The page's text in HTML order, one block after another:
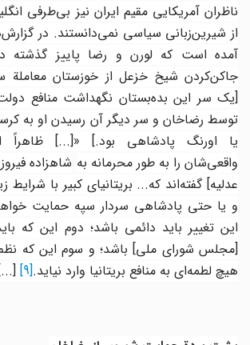
ناظران آمریکایی مقیم ایران نیز بی‌طرفی
از شیرین‌زبانی سیاسی نمی‌دانستند. در
آمده است که لورن و رضا پاییز گذشته
جاکن‌کردن شیخ خزعل از خوزستان معاملة
[یک سر این بده‌بستان نگهداشت منافع دولت
توسط رضاخان و سر دیگر آن رسیدن او به
یا اورنگ پادشاهی بود.] «[...] ظاهراً
واقعی‌شان را به طور محرمانه به شاهزاده فیروز
عدلیه] گفته‌اند که... بریتانیای کبیر با شرایط
و یا حتی پادشاهی سردار سپه حمایت خواهد
این تغییر باید دائمی باشد؛ دوم این که
[مجلس شورای ملی] باشد؛ و سوم این که نظم
هیچ لطمه‌ای به منافع بریتانیا وارد نیاید.[9]
[...]